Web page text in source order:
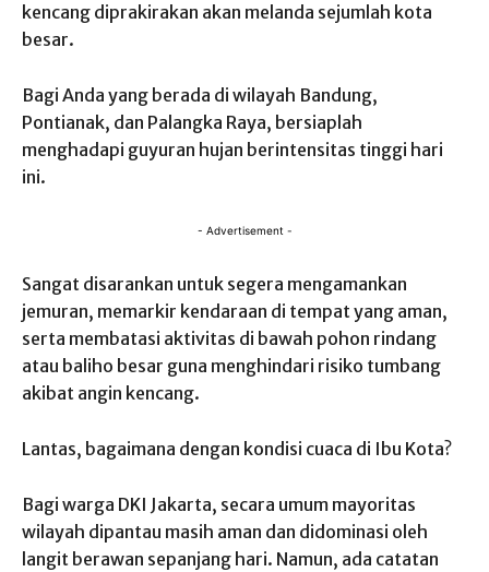
kencang diprakirakan akan melanda sejumlah kota
besar.
Bagi Anda yang berada di wilayah Bandung,
Pontianak, dan Palangka Raya, bersiaplah
menghadapi guyuran hujan berintensitas tinggi hari
ini.
- Advertisement -
Sangat disarankan untuk segera mengamankan
jemuran, memarkir kendaraan di tempat yang aman,
serta membatasi aktivitas di bawah pohon rindang
atau baliho besar guna menghindari risiko tumbang
akibat angin kencang.
Lantas, bagaimana dengan kondisi cuaca di Ibu Kota?
Bagi warga DKI Jakarta, secara umum mayoritas
wilayah dipantau masih aman dan didominasi oleh
langit berawan sepanjang hari. Namun, ada catatan